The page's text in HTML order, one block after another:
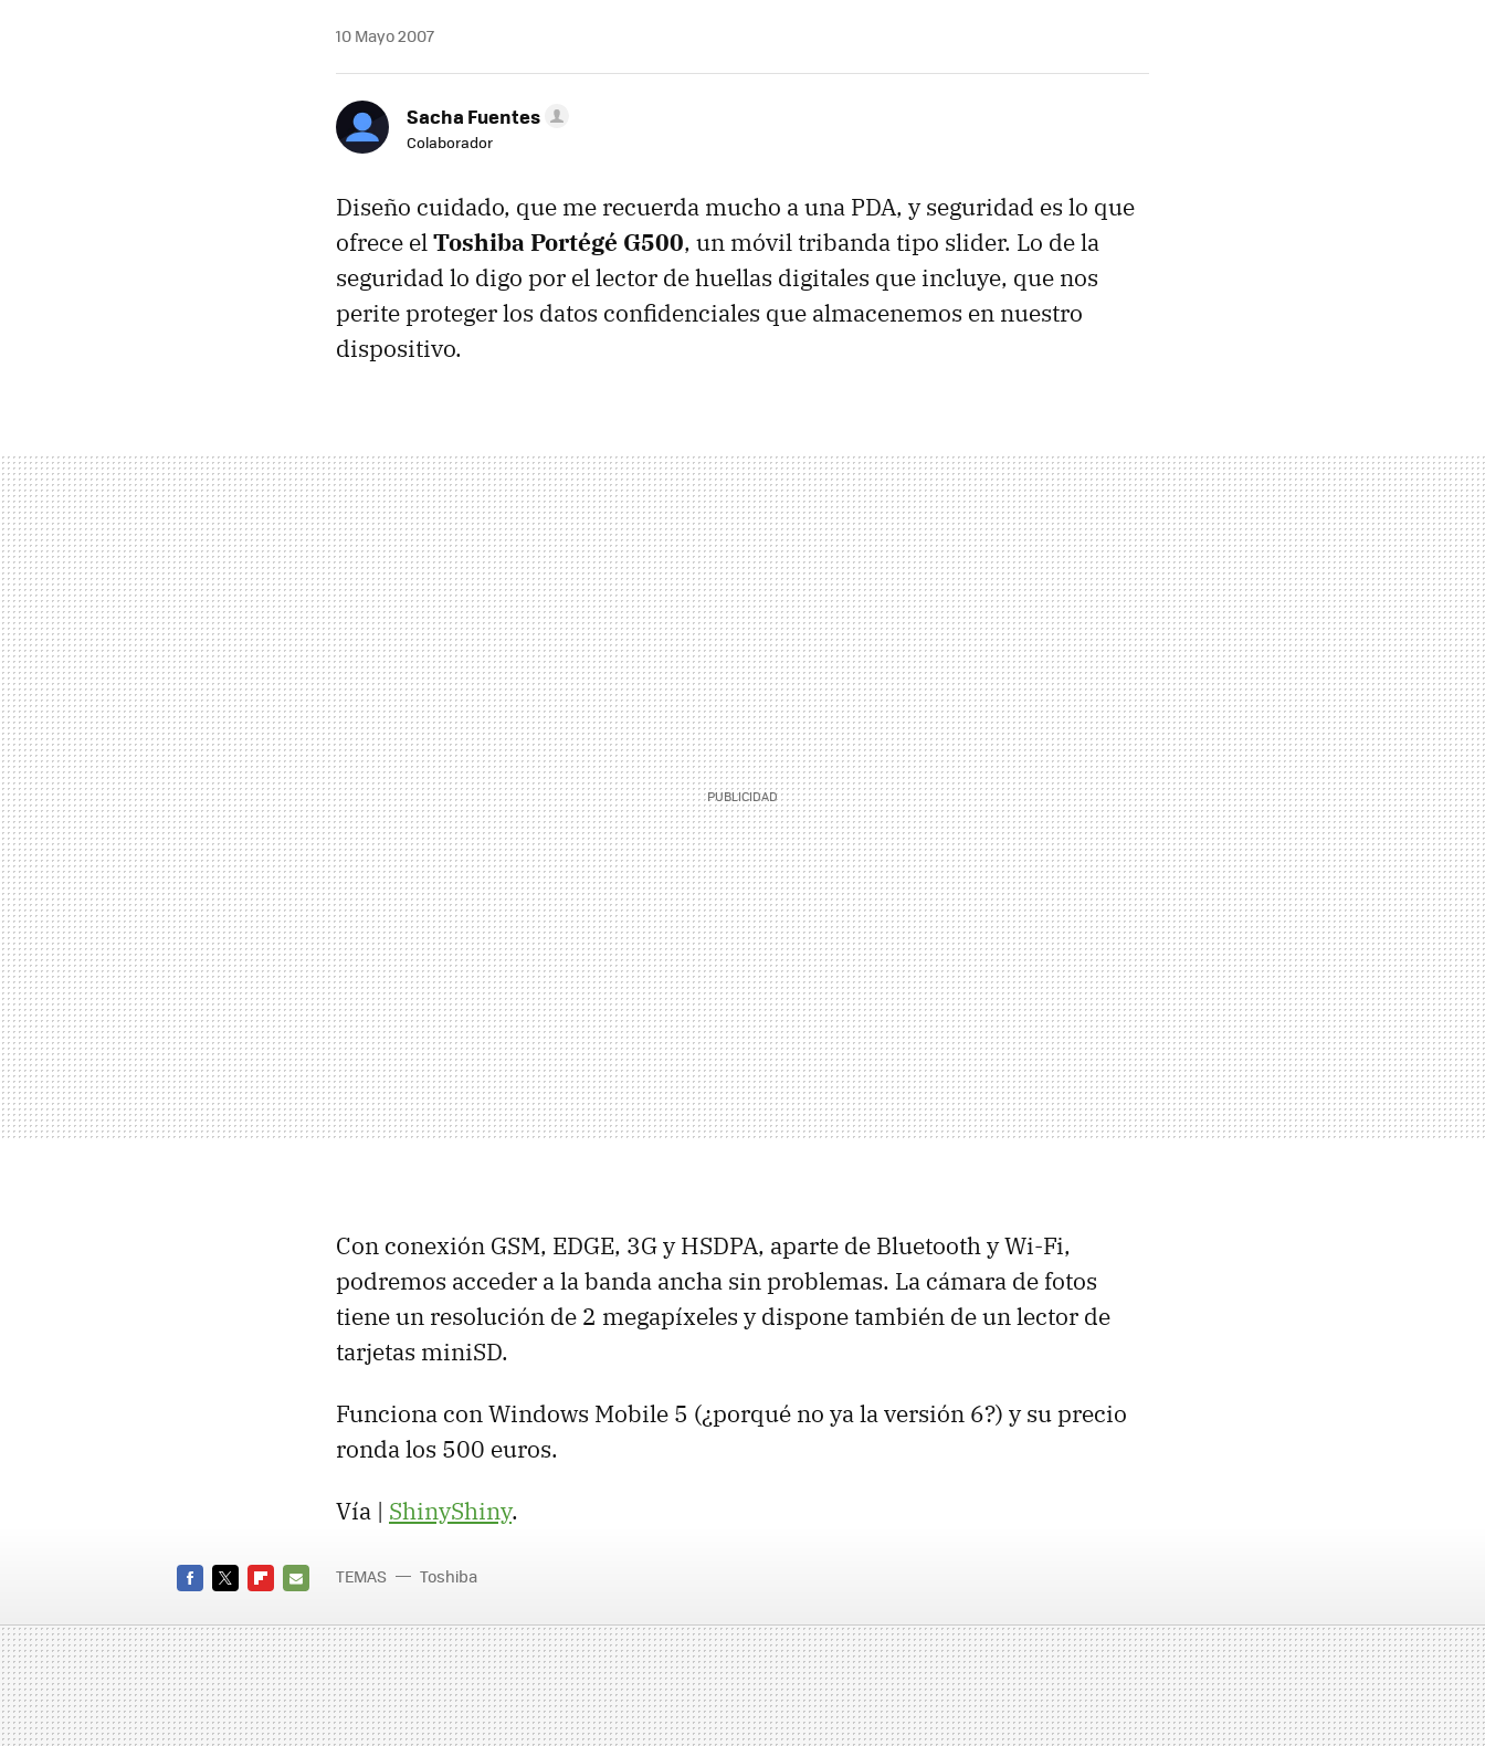
10 Mayo 2007
Sacha Fuentes
Colaborador
Diseño cuidado, que me recuerda mucho a una PDA, y seguridad es lo que
ofrece elToshiba Portégé G500, un móvil tribanda tipo slider. Lo de la
seguridad lo digo por el lector de huellas digitales que incluye, que nos
perite proteger los datos confidenciales que almacenemos en nuestro
dispositivo.
Con conexión GSM, EDGE, 3G y HSDPA, aparte de Bluetooth y Wi-Fi,
podremos acceder a la banda ancha sin problemas. La cámara de fotos
tiene un resolución de 2 megapíxeles y dispone también de un lector de
tarjetas miniSD.
Funciona con Windows Mobile 5 (¿porqué no ya la versión 6?) y su precio
ronda los 500 euros.
Vía | ShinyShiny.
MAIL
TEMAS Toshiba